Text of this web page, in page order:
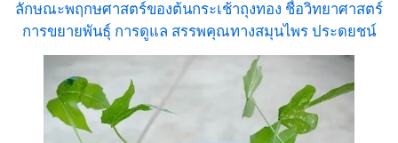
ลักษณะพฤกษศาสตร์ของต้นกระเช้าถุงทอง ชื่อวิทยาศาสตร์
การขยายพันธุ์ การดูแล สรรพคุณทางสมุนไพร ประดยชน์